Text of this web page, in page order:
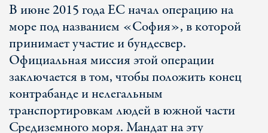
В июне 2015 года ЕС начал операцию на
море под названием «София», в которой
принимает участие и бундесвер.
Официальная миссия этой операции
заключается в том, чтобы положить конец
контрабанде и нелегальным
транспортировкам людей в южной части
Средиземного моря. Мандат на эту